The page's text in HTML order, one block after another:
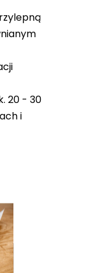
20 - 30
i